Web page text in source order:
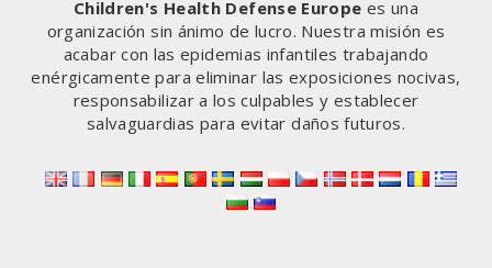
LA
IDOLATRÍA
TECNOCRÁTICA
MUNDIAL.
Children's Health Defense Europe es una
organización sin ánimo de lucro. Nuestra misión es
acabar con las epidemias infantiles trabajando
enérgicamente para eliminar las exposiciones nocivas,
responsabilizar a los culpables y establecer
salvaguardias para evitar daños futuros.